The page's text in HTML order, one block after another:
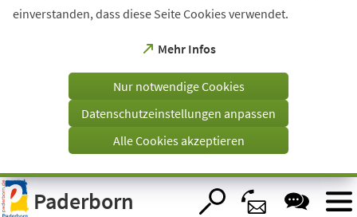
Visuelle
Assistenzsoftware
öffnen.
einverstanden, dass diese Seite Cookies verwendet.
Mehr Infos
(Öffnet
einem
Tab)
Nur notwendige Cookies
Datenschutzeinstellungen anpassen
Alle Cookies akzeptieren
Paderborn